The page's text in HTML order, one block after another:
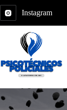
Saltar
contenido
Instagram